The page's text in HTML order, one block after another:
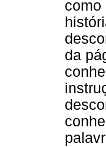
como
da